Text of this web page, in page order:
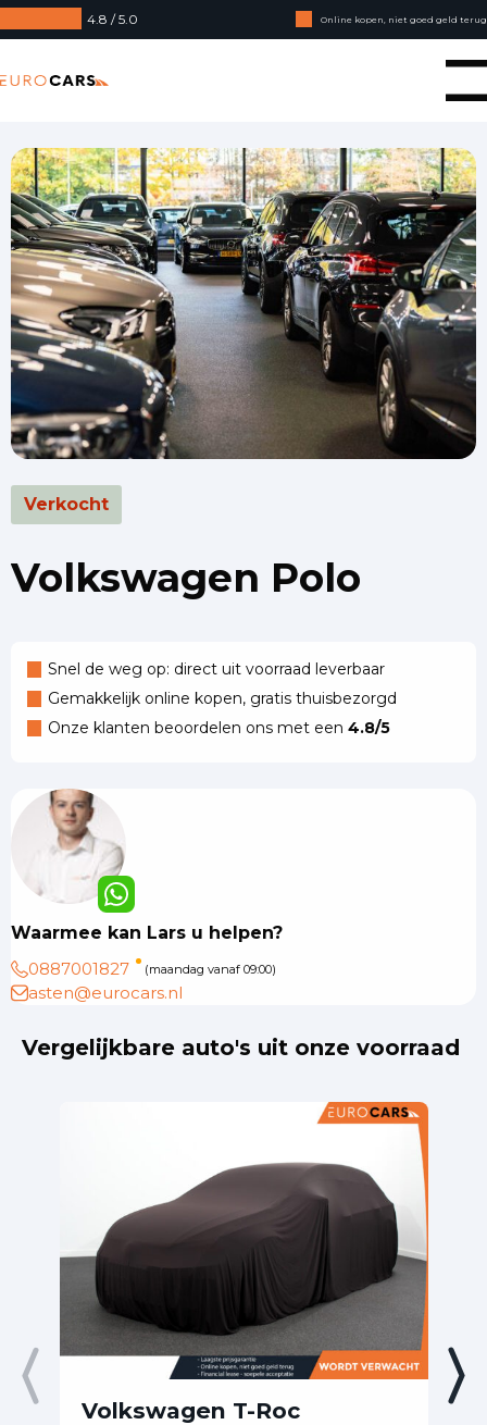
4.8 / 5.0
Online kopen, niet goed geld terug
Financial lease - Soepele acceptatie
Verkocht
Volkswagen Polo
Snel de weg op: direct uit voorraad leverbaar
Gemakkelijk online kopen, gratis thuisbezorgd
Onze klanten beoordelen ons met een 4.8/5
Waarmee kan Lars u helpen?
0887001827
(maandag vanaf 09:00)
asten@eurocars.nl
Vergelijkbare auto's uit onze voorraad
Volkswagen T-Roc